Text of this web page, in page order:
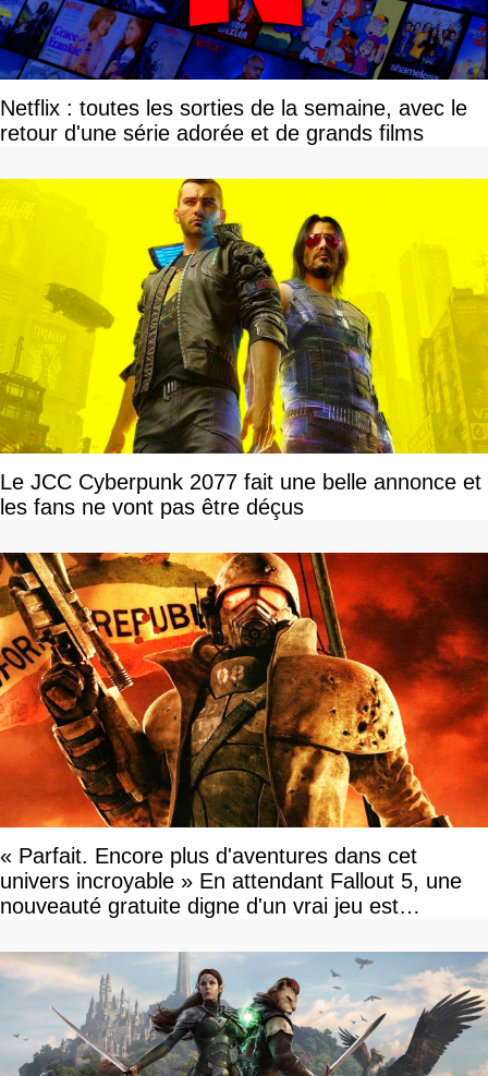
Netflix : toutes les sorties de la semaine, avec le
retour d'une série adorée et de grands films
Le JCC Cyberpunk 2077 fait une belle annonce et
les fans ne vont pas être déçus
« Parfait. Encore plus d'aventures dans cet
univers incroyable » En attendant Fallout 5, une
nouveauté gratuite digne d'un vrai jeu est